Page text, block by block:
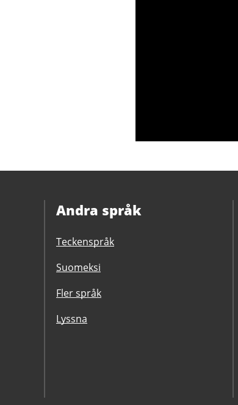
Andra språk
Teckenspråk
Suomeksi
Fler språk
Lyssna